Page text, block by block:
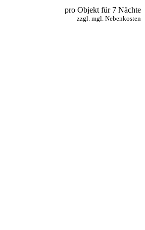
pro Objekt für 7 Nächte
zzgl. mgl. Nebenkosten